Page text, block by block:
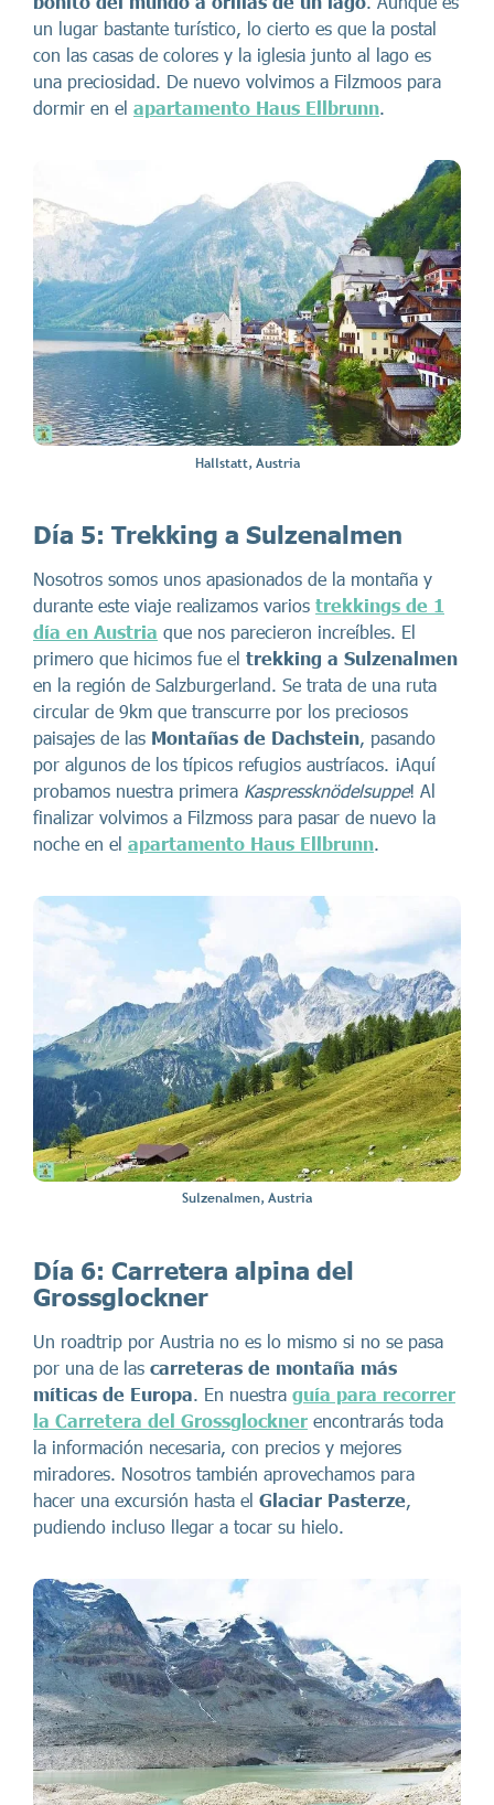
un lugar bastante turístico, lo cierto es que la postal
con las casas de colores y la iglesia junto al lago es
una preciosidad. De nuevo volvimos a Filzmoos para
dormir en el apartamento Haus Ellbrunn.
Hallstatt, Austria
Día 5: Trekking a Sulzenalmen
Nosotros somos unos apasionados de la montaña y
durante este viaje realizamos varios trekkings de 1
día en Austria que nos parecieron increíbles. El
primero que hicimos fue el trekking a Sulzenalmen
en la región de Salzburgerland. Se trata de una ruta
circular de 9km que transcurre por los preciosos
paisajes de las Montañas de Dachstein, pasando
por algunos de los típicos refugios austríacos. ¡Aquí
probamos nuestra primera Kaspressknödelsuppe! Al
finalizar volvimos a Filzmoss para pasar de nuevo la
noche en el apartamento Haus Ellbrunn.
Sulzenalmen, Austria
Día 6: Carretera alpina del
Grossglockner
Un roadtrip por Austria no es lo mismo si no se pasa
por una de las carreteras de montaña más
míticas de Europa. En nuestra guía para recorrer
la Carretera del Grossglockner encontrarás toda
la información necesaria, con precios y mejores
miradores. Nosotros también aprovechamos para
hacer una excursión hasta el Glaciar Pasterze,
pudiendo incluso llegar a tocar su hielo.